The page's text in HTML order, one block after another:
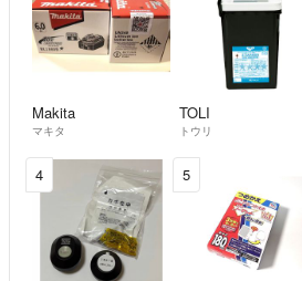
Makita
マキタ
TOLI
トウリ
4 5